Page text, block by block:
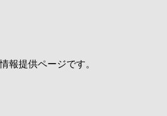
報提供ページです。